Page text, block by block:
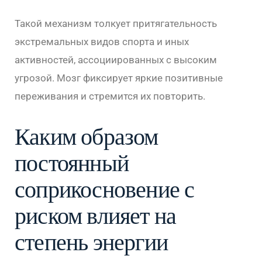
Такой механизм толкует притягательность
экстремальных видов спорта и иных
активностей, ассоциированных с высоким
угрозой. Мозг фиксирует яркие позитивные
переживания и стремится их повторить.
Каким образом
постоянный
соприкосновение с
риском влияет на
степень энергии